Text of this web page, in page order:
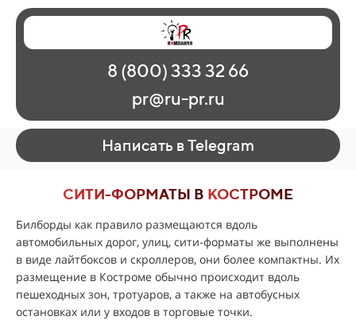
Главная
Наши работы
О рекламе
Регионы
Контакты
8 (800) 333 32 66
pr@ru-pr.ru
Написать в Telegram
СИТИ-ФОРМАТЫ В КОСТРОМЕ
Билборды как правило размещаются вдоль
автомобильных дорог, улиц, сити-форматы же выполнены
в виде лайтбоксов и скроллеров, они более компактны. Их
размещение в Костроме обычно происходит вдоль
пешеходных зон, тротуаров, а также на автобусных
остановках или у входов в торговые точки.